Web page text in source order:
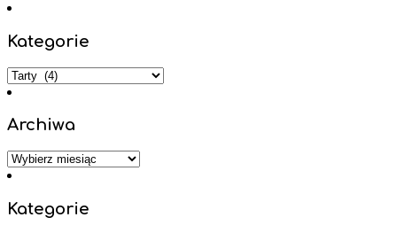
Kategorie
Kategorie
Archiwa
Archiwa
Kategorie